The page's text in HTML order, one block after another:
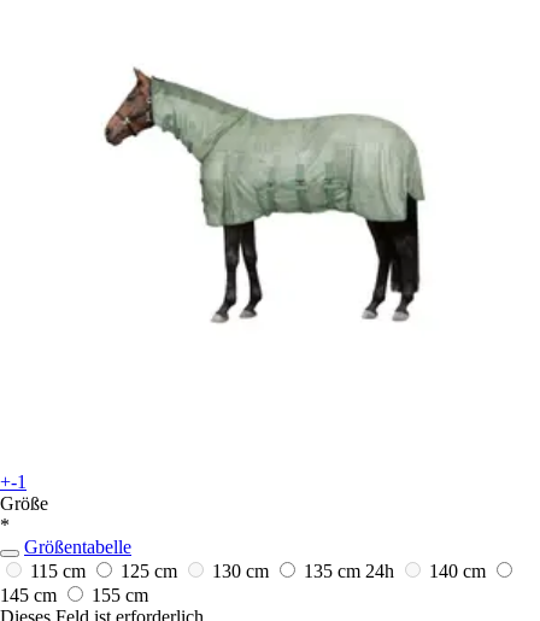
+-1
Größe
*
Größentabelle
115 cm
125 cm 130 cm 135 cm 24h
140 cm
145 cm
155 cm
Dieses Feld ist erforderlich